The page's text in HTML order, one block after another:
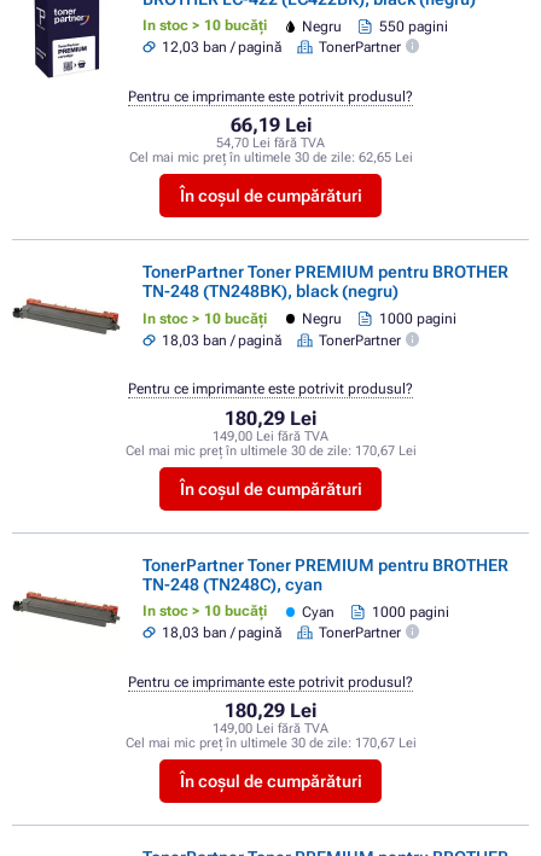
In stoc > 10 bucăți Negru
550 pagini
12,03 ban / pagină
TonerPartner
66,19 Lei
54,70 Lei fără TVA
Cel mai mic preț în ultimele 30 de zile: 62,65 Lei
În coșul de cumpărături
Pentru ce imprimante este potrivit produsul?
TonerPartner Toner PREMIUM pentru BROTHER
TN-248 (TN248BK), black (negru)
In stoc > 10 bucăți Negru
1000 pagini
18,03 ban / pagină
TonerPartner
180,29 Lei
149,00 Lei fără TVA
Cel mai mic preț în ultimele 30 de zile: 170,67 Lei
În coșul de cumpărături
Pentru ce imprimante este potrivit produsul?
TonerPartner Toner PREMIUM pentru BROTHER
TN-248 (TN248C), cyan
In stoc > 10 bucăți Cyan
1000 pagini
18,03 ban / pagină
TonerPartner
180,29 Lei
149,00 Lei fără TVA
Cel mai mic preț în ultimele 30 de zile: 170,67 Lei
În coșul de cumpărături
Pentru ce imprimante este potrivit produsul?